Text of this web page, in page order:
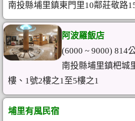
南投縣埔里鎮東門里10鄰莊敬路
阿波羅飯店
(6000 ~ 9000) 814
南投縣埔里鎮杷城
樓、1號2樓之1至5樓之1
埔里有風民宿